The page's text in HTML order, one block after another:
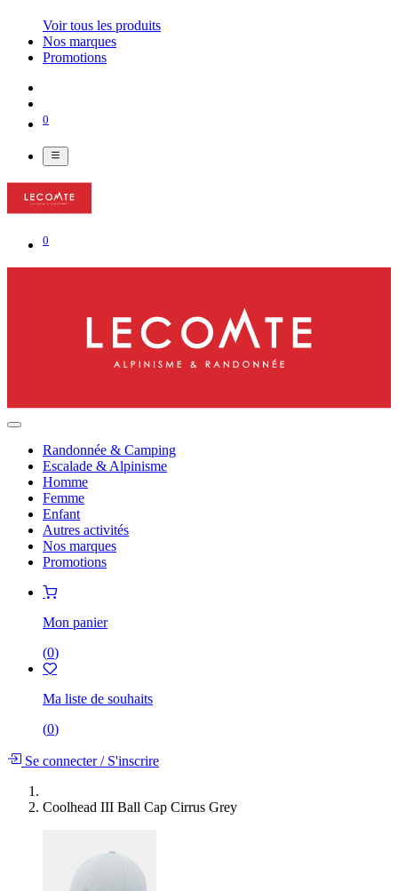
Voir tous les produits
Nos marques
Promotions
0
0
Randonnée & Camping
Escalade & Alpinisme
Homme
Femme
Enfant
Autres activités
Nos marques
Promotions
Mon panier
(0)
Ma liste de souhaits
(0)
Se connecter/S'inscrire
Coolhead III Ball Cap Cirrus Grey